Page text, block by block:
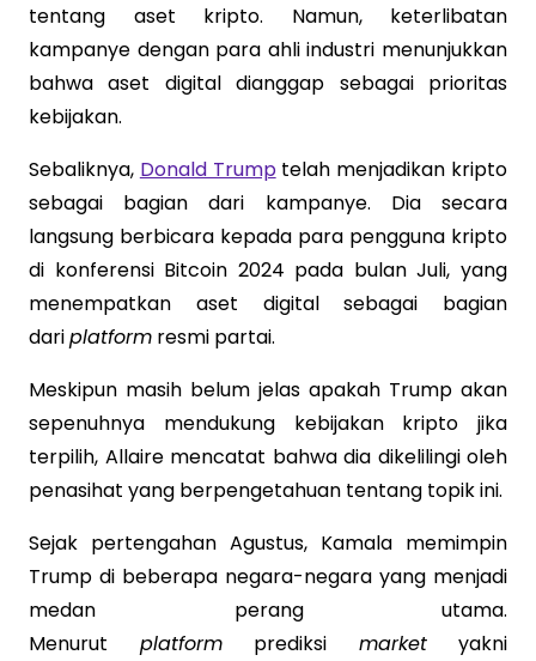
tentang aset kripto. Namun, keterlibatan
kampanye dengan para ahli industri menunjukkan
bahwa aset digital dianggap sebagai prioritas
kebijakan.
Sebaliknya, Donald Trumptelah menjadikan kripto
sebagai bagian dari kampanye. Dia secara
langsung berbicara kepada para pengguna kripto
di konferensi Bitcoin 2024 pada bulan Juli, yang
menempatkan aset digital sebagai bagian
dariplatform resmi partai.
Meskipun masih belum jelas apakah Trump akan
sepenuhnya mendukung kebijakan kripto jika
terpilih, Allaire mencatat bahwa dia dikelilingi oleh
penasihat yang berpengetahuan tentang topik ini.
Sejak pertengahan Agustus, Kamala memimpin
Trump di beberapa negara-negara yang menjadi
medan perang utama.
Menurut platformprediksi marketyakni